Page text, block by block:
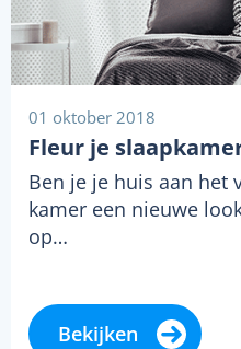
01 oktober 2018
Fleur je
Ben je je huis aan het
kamer een nieuwe
op…
Bekijken